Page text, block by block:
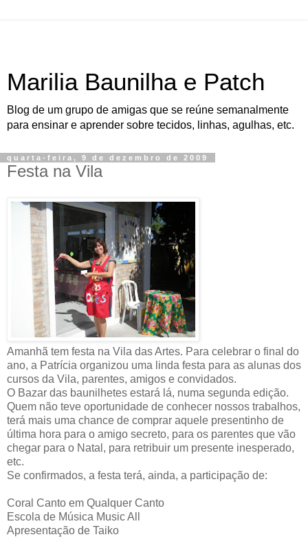
Marilia Baunilha e Patch
Blog de um grupo de amigas que se reúne semanalmente
para ensinar e aprender sobre tecidos, linhas, agulhas, etc.
quarta-feira, 9 de dezembro de 2009
Festa na Vila
Amanhã tem festa na Vila das Artes. Para celebrar o final do
ano, a Patrícia organizou uma linda festa para as alunas dos
cursos da Vila, parentes, amigos e convidados.
O Bazar das baunilhetes estará lá, numa segunda edição.
Quem não teve oportunidade de conhecer nossos trabalhos,
terá mais uma chance de comprar aquele presentinho de
última hora para o amigo secreto, para os parentes que vão
chegar para o Natal, para retribuir um presente inesperado,
etc.
Se confirmados, a festa terá, ainda, a participação de:
Coral Canto em Qualquer Canto
Escola de Música Music All
Apresentação de Taiko